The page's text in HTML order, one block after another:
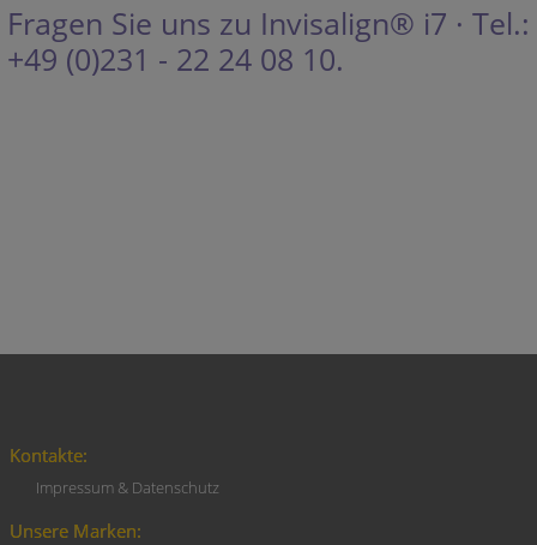
Fragen Sie uns zu Invisalign® i7 · Tel.:
+49 (0)231 - 22 24 08 10.
Kontakte:
Impressum & Datenschutz
Unsere Marken: